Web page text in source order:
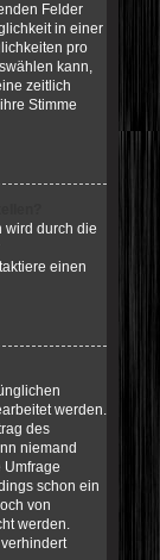
Felder
in einer
pro
kann,
zeitlich
Stimme
wird durch die
einen
werden.
des
niemand
Umfrage
schon ein
von
werden.